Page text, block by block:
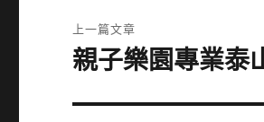
章
上一篇文章
上
篇
親子樂園專業泰